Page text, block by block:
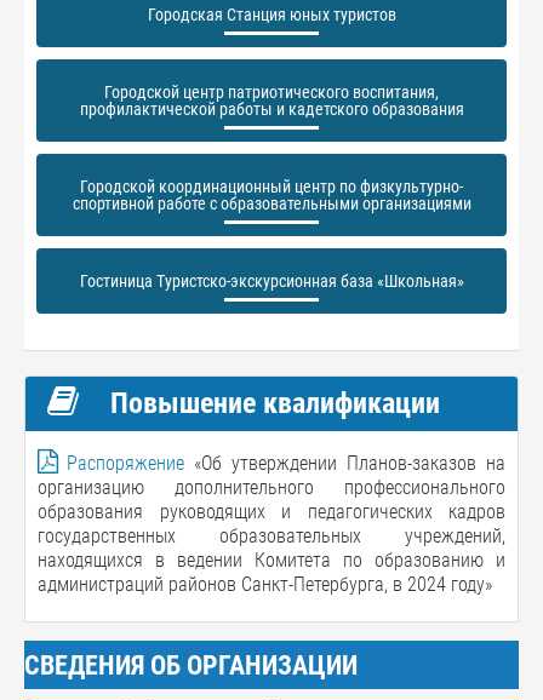
Городская Станция юных туристов
Городской центр патриотического воспитания,
профилактической работы и кадетского образования
Городской координационный центр по физкультурно-
спортивной работе с образовательными организациями
Гостиница Туристско-экскурсионная база «Школьная»
Повышение квалификации
Распоряжение «Об утверждении Планов-заказов на
организацию дополнительного профессионального
образования руководящих и педагогических кадров
государственных образовательных учреждений,
находящихся в ведении Комитета по образованию и
администраций районов Санкт-Петербурга, в 2024 году»
СВЕДЕНИЯ ОБ ОРГАНИЗАЦИИ